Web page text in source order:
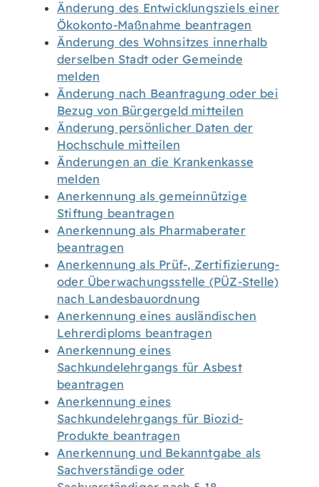
Änderung des Entwicklungsziels einer
Ökokonto-Maßnahme beantragen
Änderung des Wohnsitzes innerhalb
derselben Stadt oder Gemeinde
melden
Änderung nach Beantragung oder bei
Bezug von Bürgergeld mitteilen
Änderung persönlicher Daten der
Hochschule mitteilen
Änderungen an die Krankenkasse
melden
Anerkennung als gemeinnützige
Stiftung beantragen
Anerkennung als Pharmaberater
beantragen
Anerkennung als Prüf-, Zertifizierung-
oder Überwachungsstelle (PÜZ-Stelle)
nach Landesbauordnung
Anerkennung eines ausländischen
Lehrerdiploms beantragen
Anerkennung eines
Sachkundelehrgangs für Asbest
beantragen
Anerkennung eines
Sachkundelehrgangs für Biozid-
Produkte beantragen
Anerkennung und Bekanntgabe als
Sachverständige oder